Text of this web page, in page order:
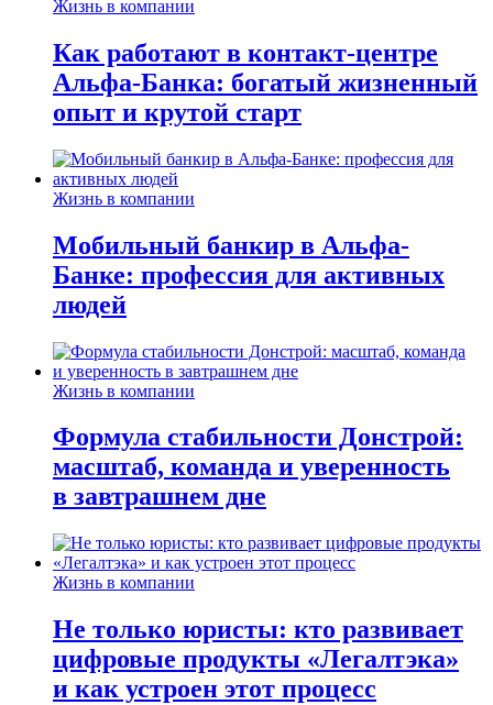
Жизнь в компании
Как работают в контакт-центре
Альфа-Банка: богатый жизненный
опыт и крутой старт
Жизнь в компании
Мобильный банкир в Альфа-
Банке: профессия для активных
людей
Жизнь в компании
Формула стабильности Донстрой:
масштаб, команда и уверенность
в завтрашнем дне
Жизнь в компании
Не только юристы: кто развивает
цифровые продукты «Легалтэка»
и как устроен этот процесс